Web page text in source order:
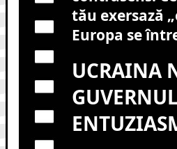
tău exersază
Europa se
UCRAINA